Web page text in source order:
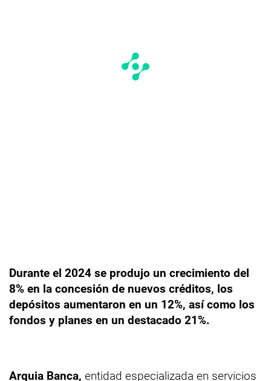
Durante el 2024 se produjo un crecimiento del
8% en la concesión de nuevos créditos, los
depósitos aumentaron en un 12%, así como los
fondos y planes en un destacado 21%.
Arquia Banca, entidad especializada en servicios